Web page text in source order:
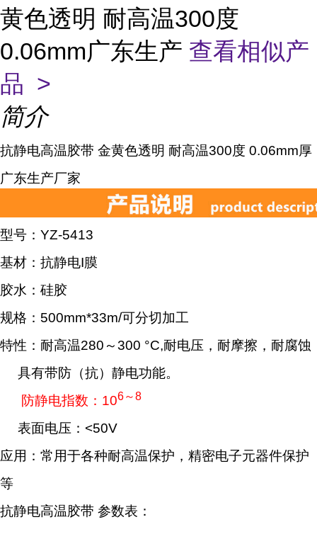
黄色透明 耐高温300度
0.06mm广东生产 查看相似产
品 >
简介
抗静电高温胶带 金黄色透明 耐高温300度 0.06mm厚
广东生产厂家
型号：YZ-5413
基材：抗静电I膜
胶水：硅胶
规格：500mm*33m/可分切加工
特性：耐高温280～300 °C,耐电压，耐摩擦，耐腐蚀
具有带防（抗）静电功能。
防静电指数：106～8
表面电压：<50V
应用：常用于各种耐高温保护，精密电子元器件保护
等
抗静电高温胶带 参数表：